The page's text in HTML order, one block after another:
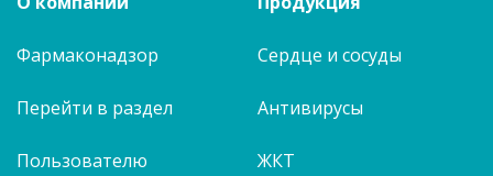
Фармаконадзор
Перейти в раздел
Пользователю
Сердце и сосуды
Антивирусы
ЖКТ